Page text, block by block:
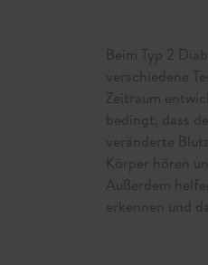
Beim Typ 2
verschiedene
Zeitraum
bedingt, dass
veränderte
Körper hören
Außerdem
erkennen und